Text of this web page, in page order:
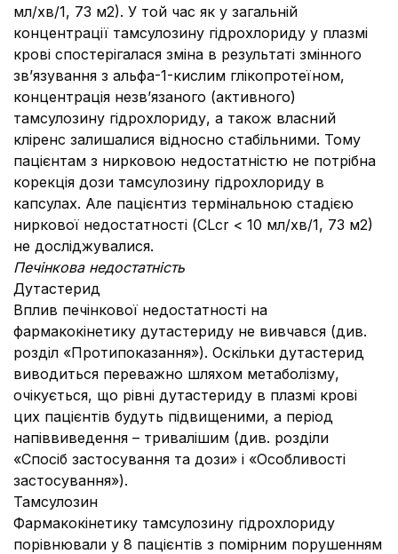
мл/хв/1, 73 м2). У той час як у загальній
концентрації тамсулозину гідрохлориду у плазмі
крові спостерігалася зміна в результаті змінного
зв’язування з альфа-1-кислим глікопротеїном,
концентрація незв’язаного (активного)
тамсулозину гідрохлориду, а також власний
кліренс залишалися відносно стабільними. Тому
пацієнтам з нирковою недостатністю не потрібна
корекція дози тамсулозину гідрохлориду в
капсулах. Але пацієнтиз термінальною стадією
ниркової недостатності (CLcr < 10 мл/хв/1, 73 м2)
не досліджувалися.
Печінкова недостатність
Дутастерид
Вплив печінкової недостатності на
фармакокінетику дутастериду не вивчався (див.
розділ «Протипоказання»). Оскільки дутастерид
виводиться переважно шляхом метаболізму,
очікується, що рівні дутастериду в плазмі крові
цих пацієнтів будуть підвищеними, а період
напіввиведення – тривалішим (див. розділи
«Спосіб застосування та дози» і «Особливості
застосування»).
Тамсулозин
Фармакокінетику тамсулозину гідрохлориду
порівнювали у 8 пацієнтів з помірним порушенням